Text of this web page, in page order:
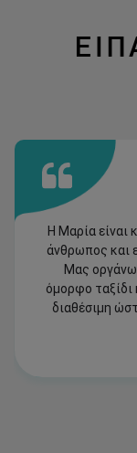
Η Μαρία είναι
άνθρωπος και
Μας
όμορφο ταξίδι
διαθέσιμη